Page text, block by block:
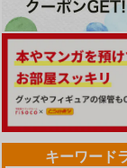
キーワード